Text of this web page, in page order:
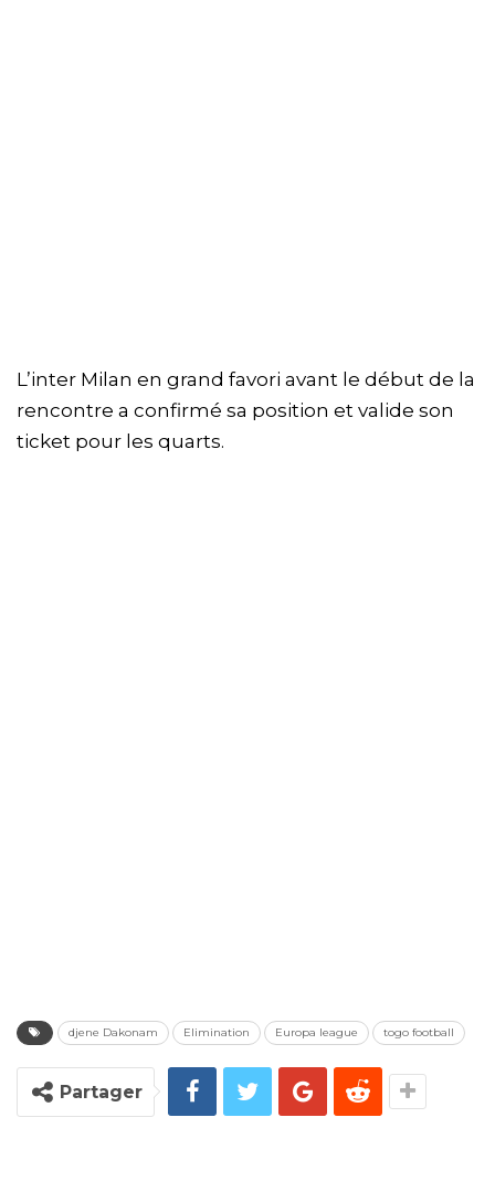
L’inter Milan en grand favori avant le début de la
rencontre a confirmé sa position et valide son
ticket pour les quarts.
djene Dakonam Elimination Europa league togo football
Partager